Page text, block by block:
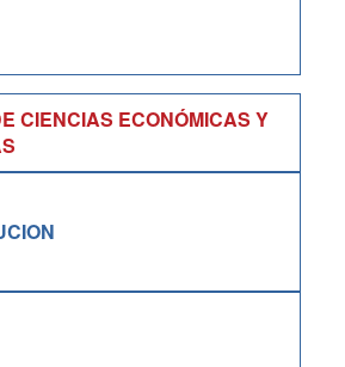
CIENCIAS ECONÓMICAS Y